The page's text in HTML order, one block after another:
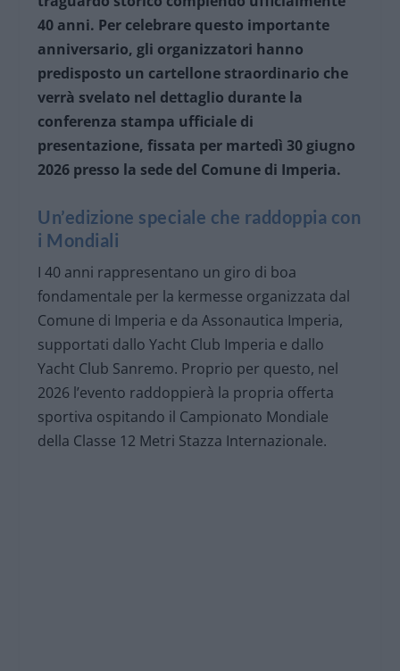
40 anni. Per celebrare questo importante
anniversario, gli organizzatori hanno
predisposto un cartellone straordinario che
verrà svelato nel dettaglio durante la
conferenza stampa ufficiale di
presentazione, fissata per martedì 30 giugno
2026 presso la sede del Comune di Imperia.
Un’edizione speciale che raddoppia con
i Mondiali
I 40 anni rappresentano un giro di boa
fondamentale per la kermesse organizzata dal
Comune di Imperia e da Assonautica Imperia,
supportati dallo Yacht Club Imperia e dallo
Yacht Club Sanremo. Proprio per questo, nel
2026 l’evento raddoppierà la propria offerta
sportiva ospitando il Campionato Mondiale
della Classe 12 Metri Stazza Internazionale.